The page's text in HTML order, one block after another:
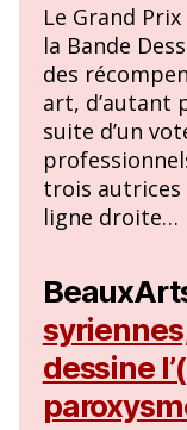
Le Grand
la Bande
des
art, d’autant
suite d’un
trois autrices
ligne droite…
dessine